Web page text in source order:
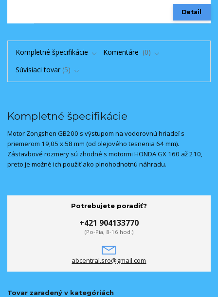
Detail
Kompletné špecifikácie Komentáre
0
Súvisiaci tovar 5
Kompletné špecifikácie
Motor Zongshen GB200 s výstupom na vodorovnú hriadeľ s
priemerom 19,05 x 58 mm (od olejového tesnenia 64 mm).
Zástavbové rozmery sú zhodné s motormi HONDA GX 160 až 210,
preto je možné ich použiť ako plnohodnotnú náhradu.
Potrebujete poradiť?
+421 904133770
(Po-Pia, 8-16 hod.)
abcentral.sro@gmail.com
Tovar zaradený v kategóriách